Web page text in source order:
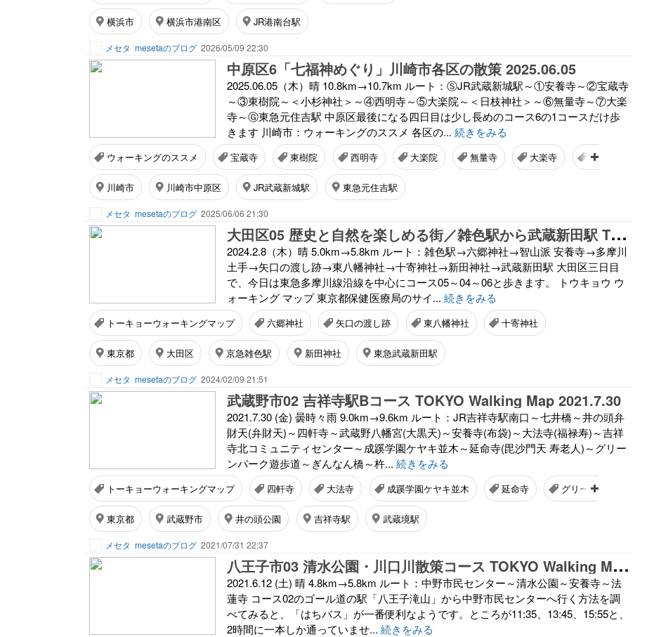
横浜市 横浜市港南区 JR港南台駅
メセタ mesetaのブログ 2026/05/09 22:30
中原区6「七福神めぐり」川崎市各区の散策 2025.06.05
2025.06.05（木）晴 10.8km→10.7km ルート：ⓈJR武蔵新城駅～①安養寺～②宝蔵寺
～③東樹院～＜小杉神社＞～④西明寺～⑤大楽院～＜日枝神社＞～⑥無量寺～⑦大楽
寺～Ⓖ東急元住吉駅 中原区最後になる四日目は少し長めのコース6の1コースだけ歩
きます 川崎市：ウォーキングのススメ 各区の... 続きをみる
ウォーキングのススメ 宝蔵寺 東樹院 西明寺 大楽院 無量寺 大楽寺 小杉神社
川崎市 川崎市中原区 JR武蔵新城駅 東急元住吉駅
メセタ mesetaのブログ 2025/06/06 21:30
大
田区05 歴史と自然を楽しめる街／雑色駅から武蔵新田駅 TOKYO Walking Map 2024.2.8
2024.2.8（木）晴 5.0km→5.8km ルート：雑色駅→六郷神社→智山派 安養寺→多摩川
土手→矢口の渡し跡→東八幡神社→十寄神社→新田神社→武蔵新田駅 大田区三日目
で、今日は東急多摩川線沿線を中心にコース05～04～06と歩きます。 トウキョウ ウ
ォーキング マップ 東京都保健医療局のサイ... 続きをみる
トーキョーウォーキングマップ 六郷神社 矢口の渡し跡 東八幡神社 十寄神社
東京都 大田区 京急雑色駅 新田神社 東急武蔵新田駅
メセタ mesetaのブログ 2024/02/09 21:51
武蔵野市02 吉祥寺駅Bコース TOKYO Walking Map 2021.7.30
2021.7.30 (金) 曇時々雨 9.0km→9.6km ルート：JR吉祥寺駅南口～七井橋～井の頭弁
財天(弁財天)～四軒寺～武蔵野八幡宮(大黒天)～安養寺(布袋)～大法寺(福禄寿)～吉祥
寺北コミュニティセンター～成蹊学園ケヤキ並木～延命寺(毘沙門天 寿老人)～グリー
ンパーク遊歩道～ぎんなん橋～杵... 続きをみる
トーキョーウォーキングマップ 四軒寺 大法寺 成蹊学園ケヤキ並木 延命寺 グリーンパーク遊歩道
東京都 武蔵野市 井の頭公園 吉祥寺駅 武蔵境駅
メセタ mesetaのブログ 2021/07/31 22:37
八
王子市03 清水公園・川口川散策コース TOKYO Walking Map 2021.6.12
2021.6.12 (土) 晴 4.8km→5.8km ルート：中野市民センター～清水公園～安養寺～法
蓮寺 コース02のゴール道の駅「八王子滝山」から中野市民センターへ行く方法を調
べてみると、「はちバス」が一番便利なようです。ところが11:35、13:45、15:55と、
2時間に一本しか通っていませ... 続きをみる